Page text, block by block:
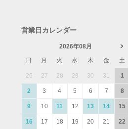
営業日カレンダー
2026年08月
日
月 火 水 木 金 土
26 27 28 29 30 31 1
2 3 4 5 6 7 8
9 10 11 12 13 14 15
16 17 18 19 20 21 22